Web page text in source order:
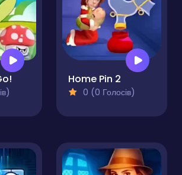
Home Pin 2
0 (0 Голосів)